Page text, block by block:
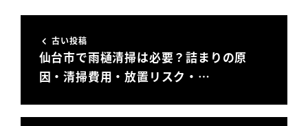
古い投稿
仙台市で雨樋清掃は必要？詰まりの原
因・清掃費用・放置リスク・…